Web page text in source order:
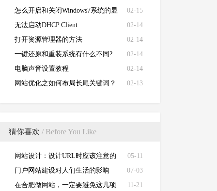
02-15
怎么开启和关闭Windows7系统的显
卡硬件加速功能
02-14
无法启动DHCP Client
02-14
打开资源管理器的方法
02-14
一键还原和重装系统有什么不同?
02-14
电脑声音设置教程
02-13
网站优化之如何布局长尾关键词？
猜你喜欢 / Before You Like
05-11
网站设计：设计URL时应该注意的
八个问题
07-03
门户网站建设对人们生活的影响
11-21
在合肥做网站，一定要避免这几项